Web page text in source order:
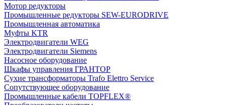
Мотор редукторы
Промышленные редукторы SEW-EURODRIVE
Промышленная автоматика
Муфты KTR
Электродвигатели WEG
Электродвигатели Siemens
Насосное оборудование
Шкафы управления ГРАНТОР
Сухие трансформаторы Trafo Elettro Service
Сопутствующее оборудование
Промышленные кабели TOPFLEX®